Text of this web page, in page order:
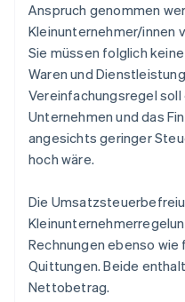
Anspruch genommen
Kleinunternehmer/innen
Sie müssen folglich keine
Waren und
Vereinfachungsregel
Unternehmen und das
angesichts geringer
hoch wäre.
Die
Rechnungen ebenso
Quittungen. Beide
Nettobetrag.